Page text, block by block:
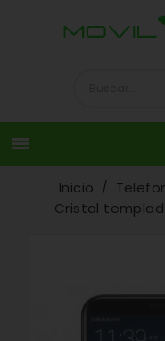

Inicio
Cristal